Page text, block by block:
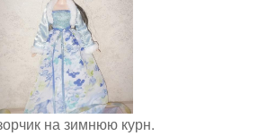
на зимнюю курн.